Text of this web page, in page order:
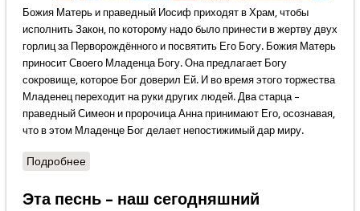
Божия Матерь и праведный Иосиф приходят в Храм, чтобы
исполнить Закон, по которому надо было принести в жертву двух
горлиц за Перворождённого и посвятить Его Богу. Божия Матерь
приносит Своего Младенца Богу. Она предлагает Богу
сокровище, которое Бог доверил Ей. И во время этого торжества
Младенец переходит на руки других людей. Два старца –
праведный Симеон и пророчица Анна принимают Его, осознавая,
что в этом Младенце Бог делает непостижимый дар миру.
Подробнеео Первая победа над смертью
Эта песнь – наш сегодняшний